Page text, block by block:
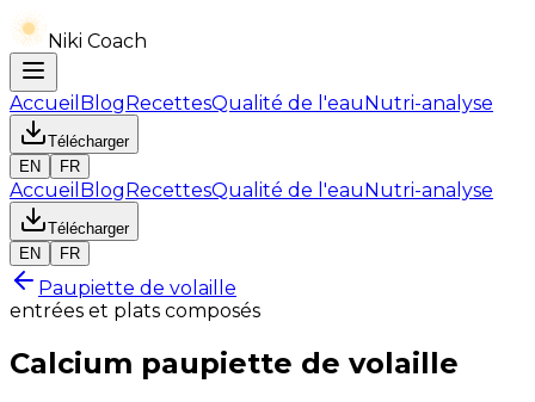
Niki Coach
Accueil BlogRecettesQualité de l'eauNutri-analyse
Télécharger
EN
FR
Accueil BlogRecettesQualité de l'eauNutri-analyse
Télécharger
EN
FR
Paupiette de volaille
entrées et plats composés
Calcium paupiette de volaille